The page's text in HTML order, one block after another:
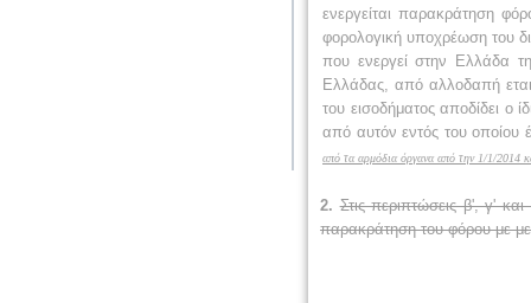
ενεργείται παρακράτηση
φορολογική υποχρέωση του
που ενεργεί στην Ελλάδα
Ελλάδας, από αλλοδαπή
του εισοδήματος αποδίδει
από αυτόν εντός του
από τα αρμόδια όργανα από την 1/1/2014
2. Στις περιπτώσεις β', γ'
παρακράτηση του φόρου με